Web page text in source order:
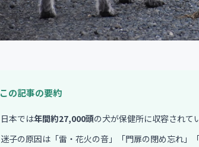
この記事の要約
日本では年間約27,000頭の犬が保健所に収容されて
迷子の原因は「雷・花火の音」「門扉の閉め忘れ」